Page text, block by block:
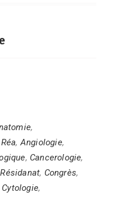
,
,Angiologie,
, Cancerologie,
, Congrès,
Cytologie,